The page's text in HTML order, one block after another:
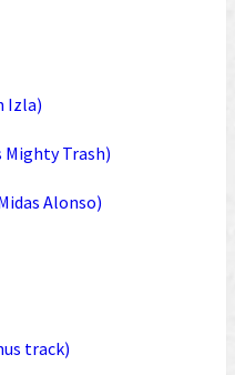
Izla)
Trash)
Alonso)
track)